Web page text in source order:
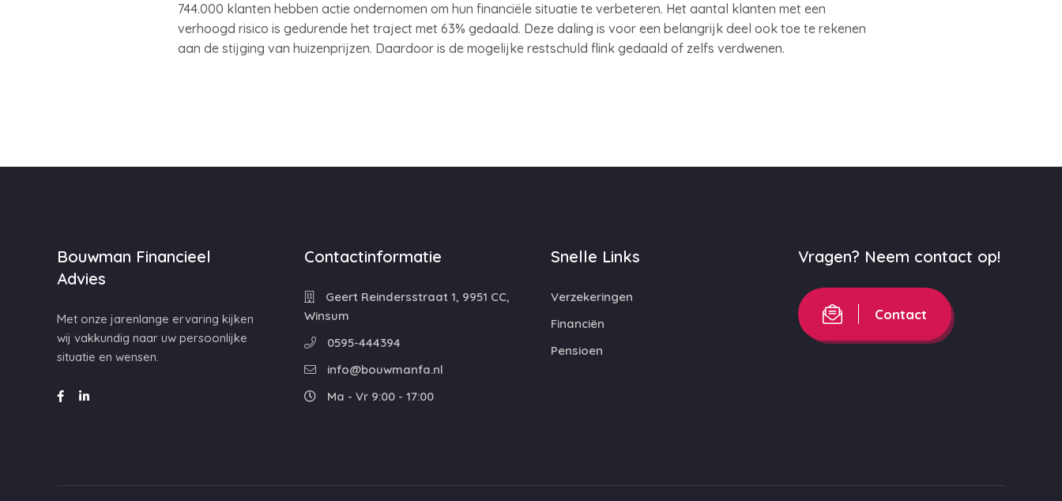
744.000 klanten hebben actie ondernomen om hun financiële situatie te verbeteren. Het aantal klanten met een
verhoogd risico is gedurende het traject met 63% gedaald. Deze daling is voor een belangrijk deel ook toe te rekenen
aan de stijging van huizenprijzen. Daardoor is de mogelijke restschuld flink gedaald of zelfs verdwenen.
Bouwman Financieel
Advies
Met onze jarenlange ervaring kijken
wij vakkundig naar uw persoonlijke
situatie en wensen.
Contactinformatie
Geert Reindersstraat 1, 9951 CC,
Winsum
0595-444394
info@bouwmanfa.nl
Ma - Vr 9:00 - 17:00
Snelle Links
Verzekeringen
Financiën
Pensioen
Vragen? Neem contact op!
Contact